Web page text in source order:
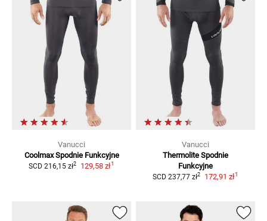
Vanucci
Coolmax Spodnie Funkcyjne
SCD 216,15 zł2 129,58 zł1
Vanucci
Thermolite Spodnie
Funkcyjne
SCD 237,77 zł2 172,91 zł1